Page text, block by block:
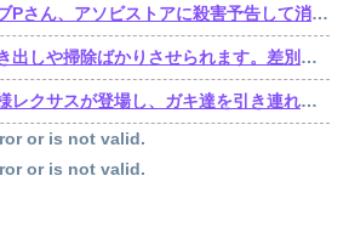
【悲報】ミリオンライブPさん、アソビストアに殺害予告して消される
【正論】女被災者「炊き出しや掃除ばかりさせられます。差別ですよね？」
【８月１０日】野獣仕様レクサスが登場し、ガキ達を引き連れてハーメルンの笛吹き状態となる （※動画あり）
or is not valid.
or is not valid.